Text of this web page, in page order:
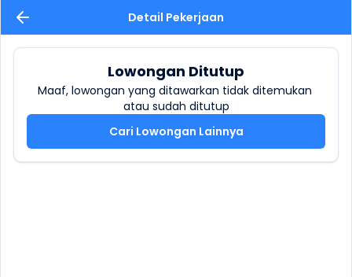
Detail Pekerjaan
Lowongan Ditutup
Maaf, lowongan yang ditawarkan tidak ditemukan
atau sudah ditutup
Cari Lowongan Lainnya